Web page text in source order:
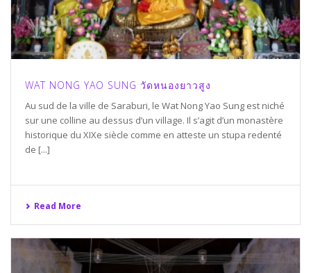
WAT NONG YAO SUNG วัดหนองยาวสูง
Au sud de la ville de Saraburi, le Wat Nong Yao Sung est niché
sur une colline au dessus d’un village. Il s’agit d’un monastère
historique du XIXe siècle comme en atteste un stupa redenté
de [...]
Read More